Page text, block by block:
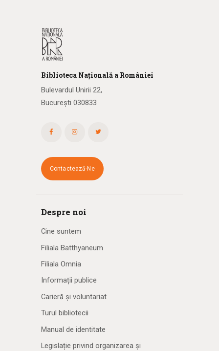
Biblioteca Națională a României
Bulevardul Unirii 22,
București 030833
Contactează-Ne
Despre noi
Cine suntem
Filiala Batthyaneum
Filiala Omnia
Informații publice
Carieră și voluntariat
Turul bibliotecii
Manual de identitate
Legislație privind organizarea și